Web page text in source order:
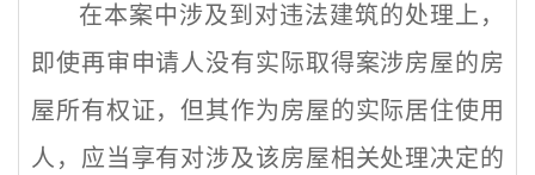
在本案中涉及到对违法建筑的处理上，
即使再审申请人没有实际取得案涉房屋的房
屋所有权证，但其作为房屋的实际居住使用
人，应当享有对涉及该房屋相关处理决定的